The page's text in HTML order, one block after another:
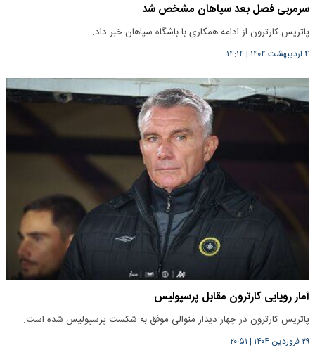
سرمربی فصل بعد سپاهان مشخص شد
پاتریس کارترون از ادامه همکاری با باشگاه سپاهان خبر داد.
۴ اردیبهشت ۱۴۰۴ |۱۴:۱۴
آمار رویایی کارترون مقابل پرسپولیس
پاتریس کارترون در چهار دیدار منوالی موفق به شکست پرسپولیس شده است.
۲۹ فروردین ۱۴۰۴ | ۲۰:۵۱